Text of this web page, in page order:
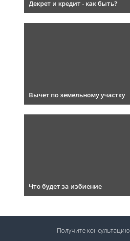
Декрет и кредит - как быть?
Вычет по земельному участку
Что будет за избиение
Получите консультацию